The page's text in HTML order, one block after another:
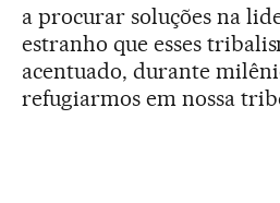
a procurar soluções na
estranho que esses
acentuado, durante
refugiarmos em nossa